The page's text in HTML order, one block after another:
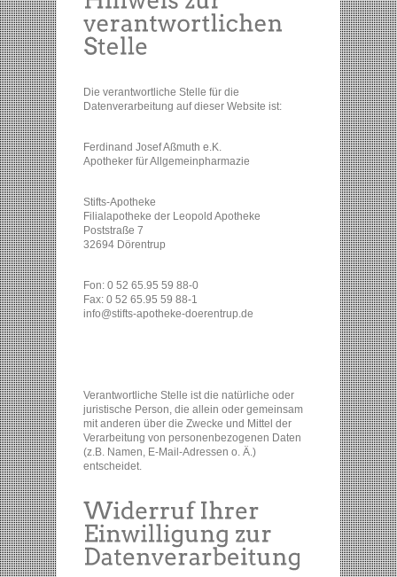
Die verantwortliche Stelle für die
Datenverarbeitung auf dieser Website ist:
Ferdinand Josef Aßmuth e.K.
Apotheker für Allgemeinpharmazie
Stifts-Apotheke
Filialapotheke der Leopold Apotheke
Poststraße 7
32694 Dörentrup
Fon: 0 52 65.95 59 88-0
Fax: 0 52 65.95 59 88-1
info@stifts-apotheke-doerentrup.de
Verantwortliche Stelle ist die natürliche oder
juristische Person, die allein oder gemeinsam
mit anderen über die Zwecke und Mittel der
Verarbeitung von personenbezogenen Daten
(z.B. Namen, E-Mail-Adressen o. Ä.)
entscheidet.